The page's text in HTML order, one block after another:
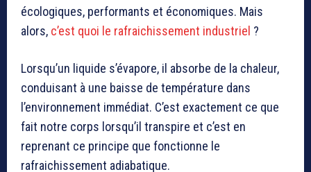
écologiques, performants et économiques. Mais
alors, c’est quoi le rafraichissement industriel ?
Lorsqu’un liquide s’évapore, il absorbe de la chaleur,
conduisant à une baisse de température dans
l’environnement immédiat. C’est exactement ce que
fait notre corps lorsqu’il transpire et c’est en
reprenant ce principe que fonctionne le
rafraichissement adiabatique.